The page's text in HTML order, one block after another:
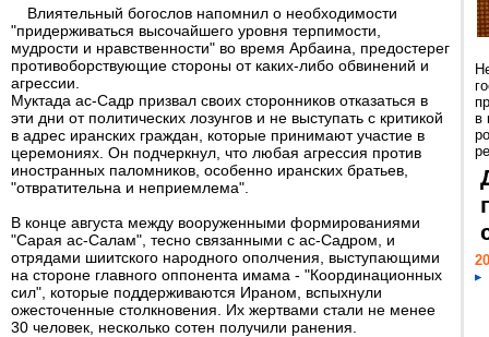
Влиятельный богослов напомнил о необходимости
"придерживаться высочайшего уровня терпимости,
мудрости и нравственности" во время Арбаина, предостерег
противоборствующие стороны от каких-либо обвинений и
агрессии.
Муктада ас-Садр призвал своих сторонников отказаться в
эти дни от политических лозунгов и не выступать с критикой
в адрес иранских граждан, которые принимают участие в
церемониях. Он подчеркнул, что любая агрессия против
иностранных паломников, особенно иранских братьев,
"отвратительна и неприемлема".
В конце августа между вооруженными формированиями
"Сарая ас-Салам", тесно связанными с ас-Садром, и
отрядами шиитского народного ополчения, выступающими
на стороне главного оппонента имама - "Координационных
сил", которые поддерживаются Ираном, вспыхнули
ожесточенные столкновения. Их жертвами стали не менее
30 человек, несколько сотен получили ранения.
в